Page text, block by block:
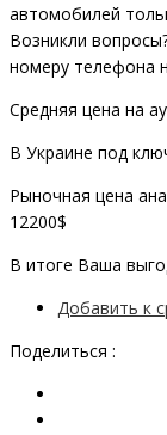
автомобилей
Возникли
номеру телефона
Средняя цена на
В Украине под
Рыночная цена
12200$
В итоге Ваша
Добавить к
Поделиться :